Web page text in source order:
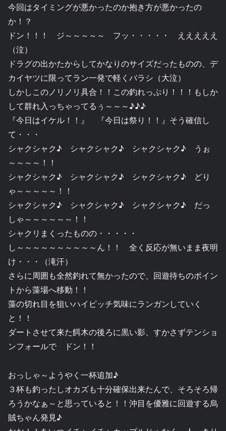
今回はタイミングが悪かったのか抱き方が悪かったの
か！？
ドン！！！ ジ～～～～～ フッ・・・・・ えええええ
（泣）
ドラグの出かたからしてかなりのサイズだったものの、デ
カイヤツに限ってラン一発で軽くバラシ（大泣）
しかしこのノリノリ具合！！この釣れっぷり！！！もしか
して群れ入っちゃってるぅ～～～♪♪♪
『今日はイケル！！』 『今日は祭り！！』そう確信し
て・・・
シャクシャク♪ シャクシャク♪ シャクシャク♪ うぉ
～～～～！！
シャクシャク♪ シャクシャク♪ シャクシャク♪ どり
ゃ～～～～～！！
シャクシャク♪ シャクシャク♪ シャクシャク♪ だっ
しゃ～～～～～～！！
シャクリまくったものの・・・・・
し～～～～～～～～～～ん！！ 全く反応が無いまま夜明
け・・・（滝汗）
さらに周囲も全然釣れて無かったので、回遊待ちのポイン
トから藻場へ移動！！
藻の切れ目を狙いハイピッチ気味にランガンしていく
と！！
ダートさせて来た餌木の後ろに黒い影、すかさずテンショ
ンフォールで ドン！！
おっしゃ～ようやく一杯追加♪
３杯も釣ったしオカズも十分確保出来たんで、そろそろ帰
ろうかなぁ～と思っていると！！沖目を優雅に回遊する烏
賊ちゃん発見♪